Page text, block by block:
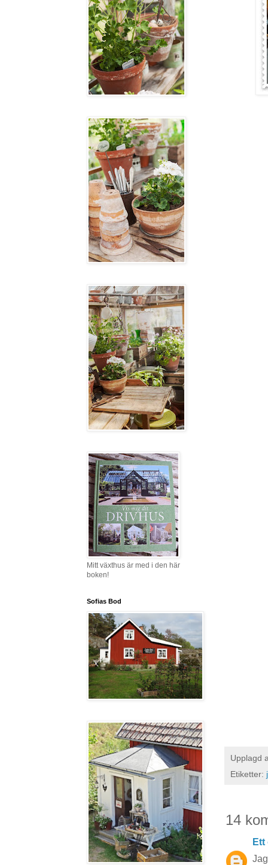
Upplagd
Etiketter:
14
Mitt växthus är med i den här
boken!
Sofias Bod